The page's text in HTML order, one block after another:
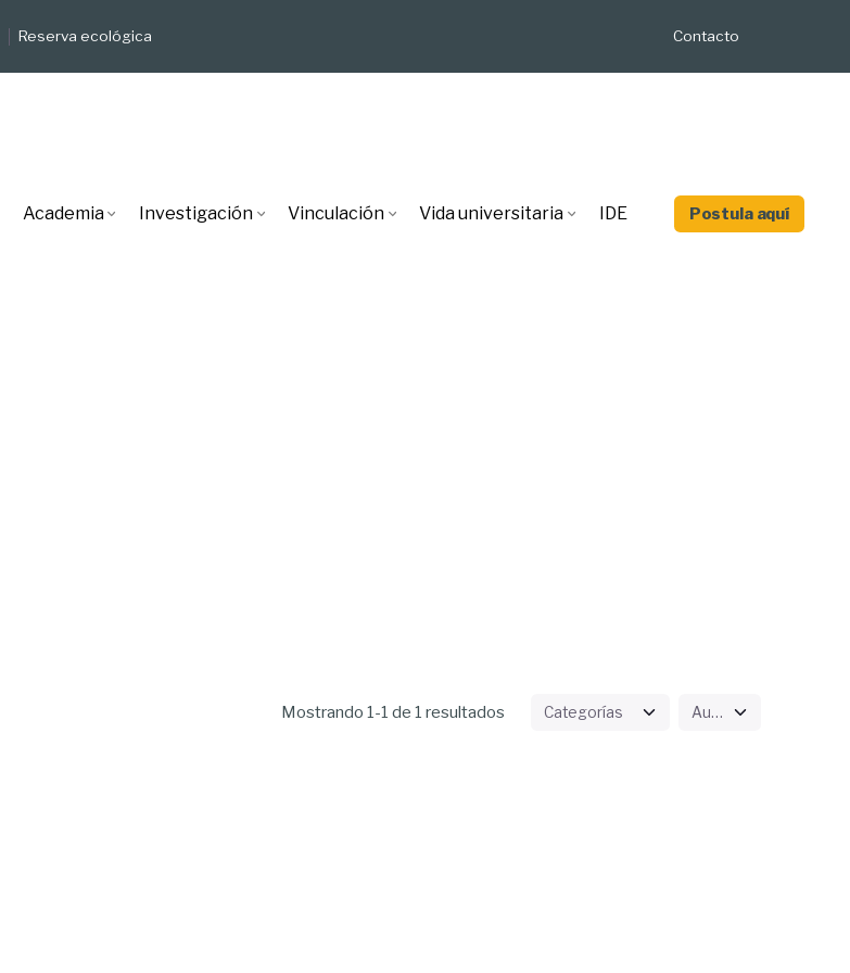
Reserva ecológica Contacto
Academia Investigación Vinculación Vida universitaria IDE Postula aquí
Mostrando 1-1 de 1 resultados